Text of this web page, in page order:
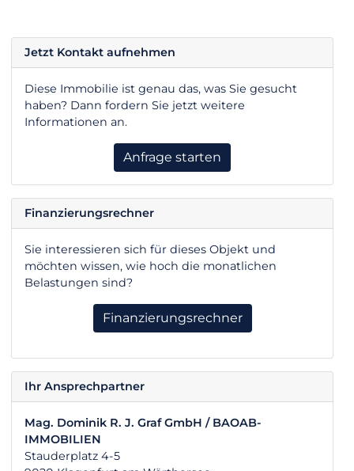
Jetzt Kontakt aufnehmen
Diese Immobilie ist genau das, was Sie gesucht
haben? Dann fordern Sie jetzt weitere
Informationen an.
Anfrage starten
Finanzierungsrechner
Sie interessieren sich für dieses Objekt und
möchten wissen, wie hoch die monatlichen
Belastungen sind?
Finanzierungsrechner
Ihr Ansprechpartner
Mag. Dominik R. J. Graf GmbH / BAOAB-
IMMOBILIEN
Stauderplatz 4-5